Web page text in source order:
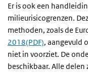
Er is ook een
milieurisicogrenzen.
methoden, zoals de
2018(PDF), aangevuld
niet in voorziet. De
beschikbaar. Alle delen